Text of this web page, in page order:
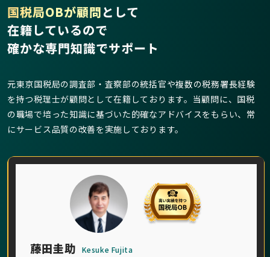
藤田圭助 Kesuke Fujita
国税局OBが顧問として
在籍しているので
確かな専門知識でサポート
元東京国税局の調査部・査察部の統括官や複数の税務署長経験
を持つ税理士が顧問として在籍しております。当顧問に、国税
の職場で培った知識に基づいた的確なアドバイスをもらい、常
にサービス品質の改善を実施しております。